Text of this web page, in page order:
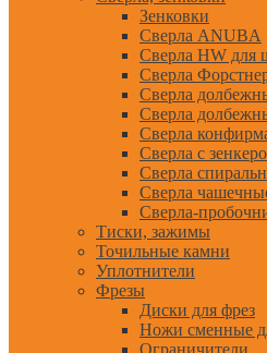
Зенковки
Сверла ANUBA
Сверла HW для
Сверла
Сверла
Сверла
Сверла
Сверла с
Сверла
Сверла
Сверла-
Тиски, зажимы
Точильные камни
Уплотнители
Фрезы
Диски для фрез
Ножи сменные
Ограничители